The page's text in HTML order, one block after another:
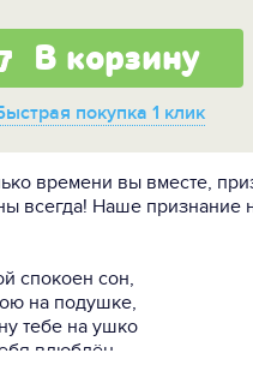
В корзину
покупка 1 клик
времени вы вместе,
всегда! Наше признание
спокоен сон,
на подушке,
тебе на ушко
влюблён...